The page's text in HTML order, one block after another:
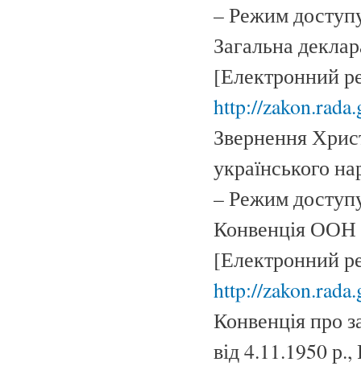
– Режим
Загальна
[Електронний
http://
Звернення
українського
– Режим
Конвенція ООН
[Електронний
http://
Конвенція про
від 4.11.1950